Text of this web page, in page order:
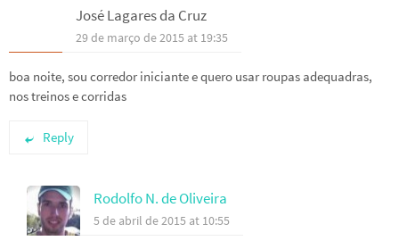
José Lagares da Cruz
29 de março de 2015 at 19:35
boa noite, sou corredor iniciante e quero usar roupas adequadras,
nos treinos e corridas
Reply
Rodolfo N. de Oliveira
5 de abril de 2015 at 10:55